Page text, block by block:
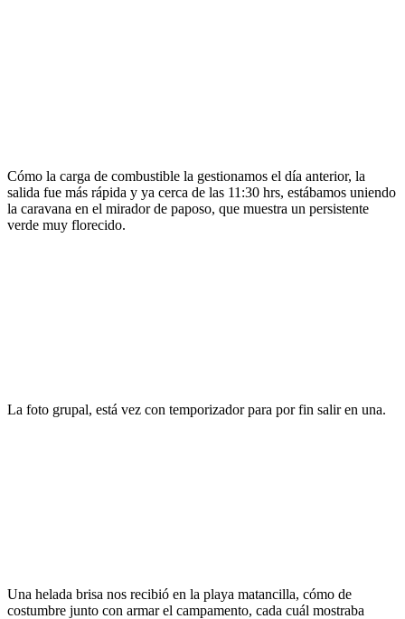
Cómo la carga de combustible la gestionamos el día anterior, la
salida fue más rápida y ya cerca de las 11:30 hrs, estábamos uniendo
la caravana en el mirador de paposo, que muestra un persistente
verde muy florecido.
La foto grupal, está vez con temporizador para por fin salir en una.
Una helada brisa nos recibió en la playa matancilla, cómo de
costumbre junto con armar el campamento, cada cuál mostraba